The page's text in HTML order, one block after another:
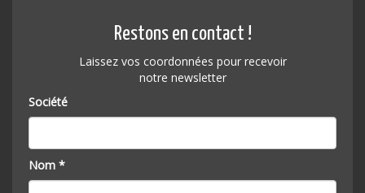
Restons en contact !
Laissez vos coordonnées pour recevoir
notre newsletter
Société
Nom *